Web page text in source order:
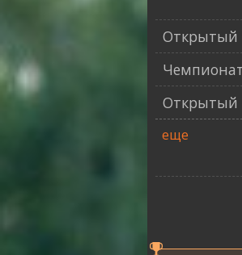
Открытый
Открытый
еще